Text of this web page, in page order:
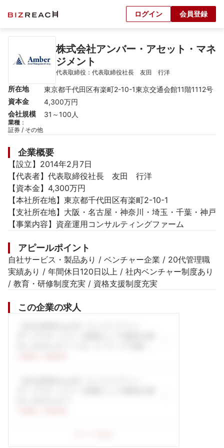
ログイン 会員登録
株式会社アンバー・アセット・マネ
ジメント
代表取締役：代表取締役社長　友田　行洋
所在地
東京都千代田区有楽町2-10-1東京交通会館11階1112号
資本金
4,300万円
会社規模
31～100人
業種 ：
証券 / その他
企業概要
【設立】2014年2月7日
【代表者】代表取締役社長　友田　行洋
【資本金】4,300万円
【本社所在地】東京都千代田区有楽町2-10-1
【支社所在地】大阪・名古屋・神奈川・埼玉・千葉・神戸
【事業内容】資産運用コンサルティングファーム
アピールポイント
自社サービス・製品あり / ベンチャー企業 / 20代管理職
実績あり / 年間休日120日以上 / 社内ベンチャー制度あり
/ 教育・研修制度充実 / 資格支援制度充実
この企業の求人